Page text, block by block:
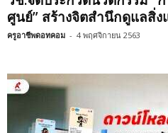
ศูนย์” สร้างจิตสำนึกดูแลสิ่
ครูอาชีพดอทคอม - 4 พฤศจิกายน 2563